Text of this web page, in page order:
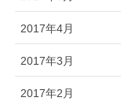
2017年4月
2017年3月
2017年2月